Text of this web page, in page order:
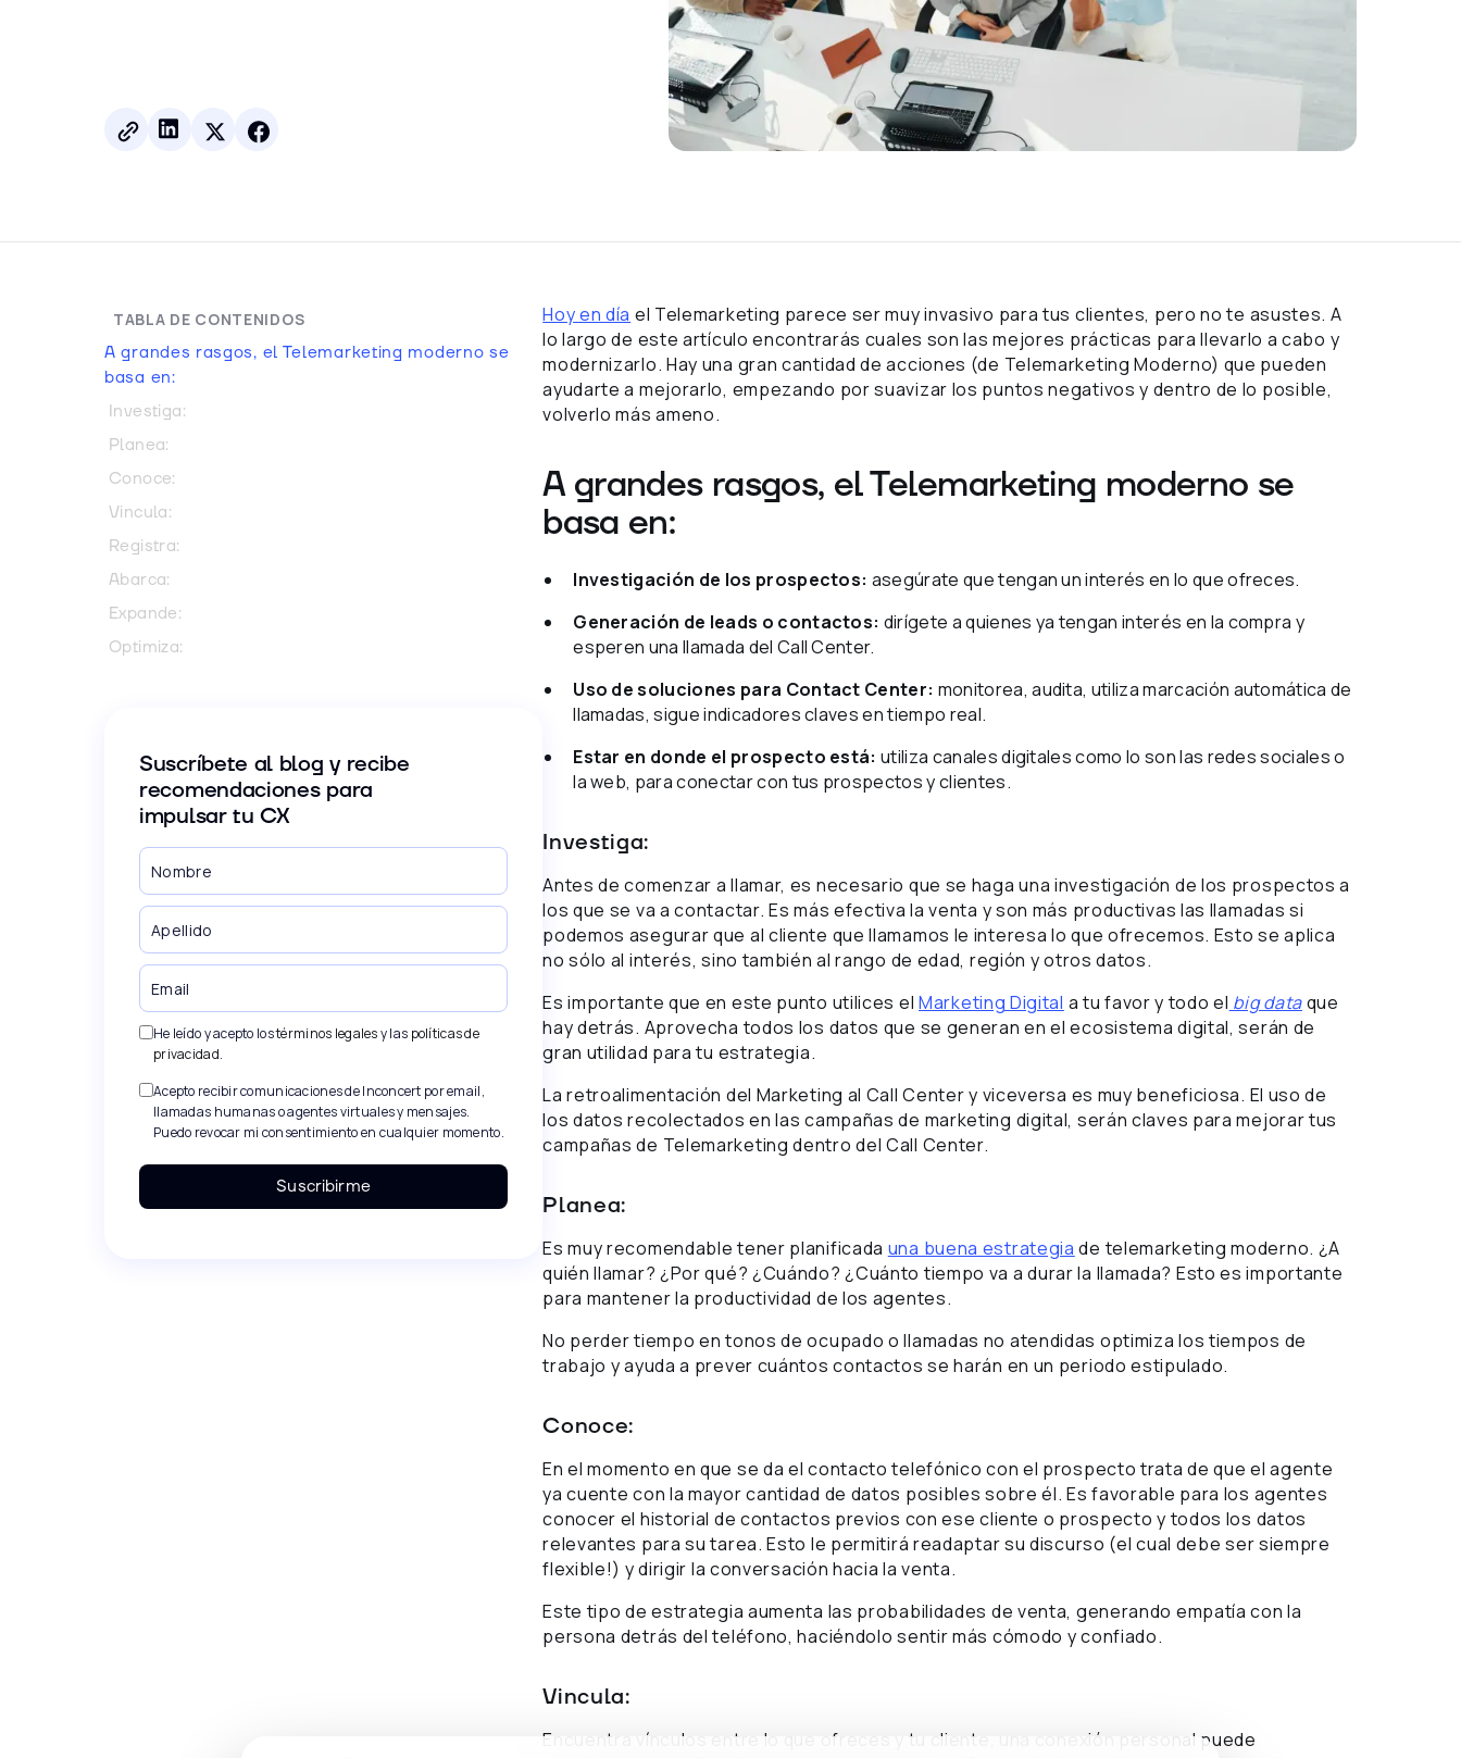
TABLA DE CONTENIDOS
A grandes rasgos, el Telemarketing moderno se
basa en:
Investiga:
Planea:
Conoce:
Vincula:
Registra:
Abarca:
Expande:
Optimiza:
Suscríbete al blog y recibe
recomendaciones para
impulsar tu CX
He leído y acepto lostérminos legalesy las políticas de
privacidad.
Acepto recibir comunicaciones de Inconcert por email,
llamadas humanas o agentes virtuales y mensajes.
Puedo revocar mi consentimiento en cualquier momento.
Suscribirme
Hoy en día el Telemarketing parece ser muy invasivo para tus clientes, pero no te asustes. A
lo largo de este artículo encontrarás cuales son las mejores prácticas para llevarlo a cabo y
modernizarlo. Hay una gran cantidad de acciones (de Telemarketing Moderno) que pueden
ayudarte a mejorarlo, empezando por suavizar los puntos negativos y dentro de lo posible,
volverlo más ameno.
A grandes rasgos, el Telemarketing moderno se
basa en:
Investigación de los prospectos: asegúrate que tengan un interés en lo que ofreces.
Generación de leads o contactos: dirígete a quienes ya tengan interés en la compra y
esperen una llamada del Call Center.
Uso de soluciones para Contact Center: monitorea, audita, utiliza marcación automática de
llamadas, sigue indicadores claves en tiempo real.
Estar en donde el prospecto está: utiliza canales digitales como lo son las redes sociales o
la web, para conectar con tus prospectos y clientes.
Investiga:
Antes de comenzar a llamar, es necesario que se haga una investigación de los prospectos a
los que se va a contactar. Es más efectiva la venta y son más productivas las llamadas si
podemos asegurar que al cliente que llamamos le interesa lo que ofrecemos. Esto se aplica
no sólo al interés, sino también al rango de edad, región y otros datos.
Es importante que en este punto utilices el Marketing Digital a tu favor y todo el big dataque
hay detrás. Aprovecha todos los datos que se generan en el ecosistema digital, serán de
gran utilidad para tu estrategia.
La retroalimentación del Marketing al Call Center y viceversa es muy beneficiosa. El uso de
los datos recolectados en las campañas de marketing digital, serán claves para mejorar tus
campañas de Telemarketing dentro del Call Center.
Planea:
Es muy recomendable tener planificada una buena estrategia de telemarketing moderno. ¿A
quién llamar? ¿Por qué? ¿Cuándo? ¿Cuánto tiempo va a durar la llamada? Esto es importante
para mantener la productividad de los agentes.
No perder tiempo en tonos de ocupado o llamadas no atendidas optimiza los tiempos de
trabajo y ayuda a prever cuántos contactos se harán en un periodo estipulado.
Conoce:
En el momento en que se da el contacto telefónico con el prospecto trata de que el agente
ya cuente con la mayor cantidad de datos posibles sobre él. Es favorable para los agentes
conocer el historial de contactos previos con ese cliente o prospecto y todos los datos
relevantes para su tarea. Esto le permitirá readaptar su discurso (el cual debe ser siempre
flexible!) y dirigir la conversación hacia la venta.
Este tipo de estrategia aumenta las probabilidades de venta, generando empatía con la
persona detrás del teléfono, haciéndolo sentir más cómodo y confiado.
Vincula:
Encuentra vínculos entre lo que ofreces y tu cliente, una conexión personal puede